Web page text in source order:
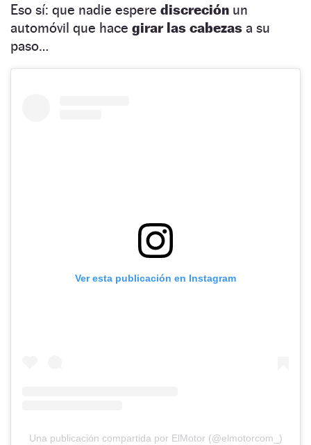
Eso sí: que nadie espere discreción un
automóvil que hace girar las cabezas a su
paso…
Ver esta publicación en Instagram
Una publicación compartida por ElMotor (@elmotorcom_)